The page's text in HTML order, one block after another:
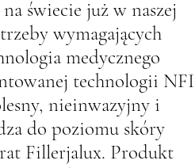
świecie już w naszej
wymagających
medycznego
technologii NFI
nieinwazyjny i
do poziomu skóry
Fillerjalux. Produkt